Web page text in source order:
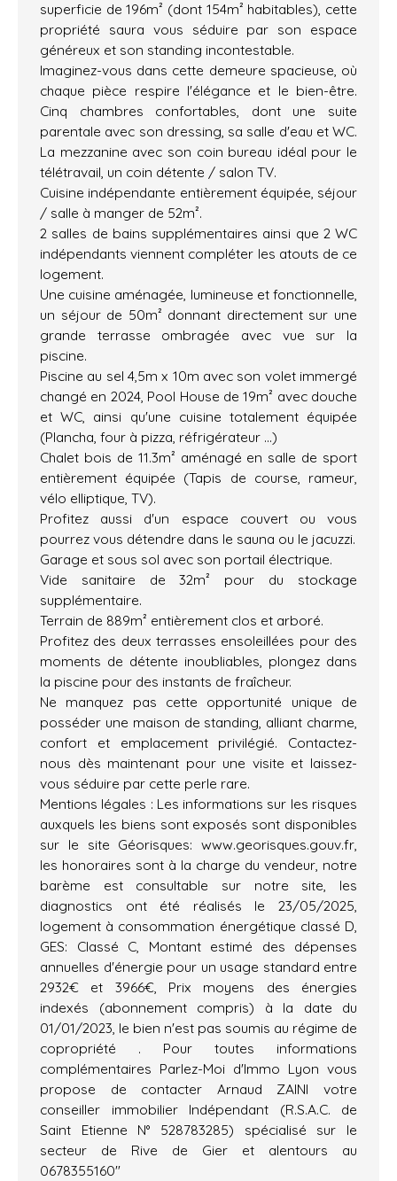
superficie de 196m² (dont 154m² habitables), cette
propriété saura vous séduire par son espace
généreux et son standing incontestable.
Imaginez-vous dans cette demeure spacieuse, où
chaque pièce respire l'élégance et le bien-être.
Cinq chambres confortables, dont une suite
parentale avec son dressing, sa salle d'eau et WC.
La mezzanine avec son coin bureau idéal pour le
télétravail, un coin détente / salon TV.
Cuisine indépendante entièrement équipée, séjour
/ salle à manger de 52m².
2 salles de bains supplémentaires ainsi que 2 WC
indépendants viennent compléter les atouts de ce
logement.
Une cuisine aménagée, lumineuse et fonctionnelle,
un séjour de 50m² donnant directement sur une
grande terrasse ombragée avec vue sur la
piscine.
Piscine au sel 4,5m x 10m avec son volet immergé
changé en 2024, Pool House de 19m² avec douche
et WC, ainsi qu'une cuisine totalement équipée
(Plancha, four à pizza, réfrigérateur ...)
Chalet bois de 11.3m² aménagé en salle de sport
entièrement équipée (Tapis de course, rameur,
vélo elliptique, TV).
Profitez aussi d'un espace couvert ou vous
pourrez vous détendre dans le sauna ou le jacuzzi.
Garage et sous sol avec son portail électrique.
Vide sanitaire de 32m² pour du stockage
supplémentaire.
Terrain de 889m² entièrement clos et arboré.
Profitez des deux terrasses ensoleillées pour des
moments de détente inoubliables, plongez dans
la piscine pour des instants de fraîcheur.
Ne manquez pas cette opportunité unique de
posséder une maison de standing, alliant charme,
confort et emplacement privilégié. Contactez-
nous dès maintenant pour une visite et laissez-
vous séduire par cette perle rare.
Mentions légales : Les informations sur les risques
auxquels les biens sont exposés sont disponibles
sur le site Géorisques: www.georisques.gouv.fr,
les honoraires sont à la charge du vendeur, notre
barème est consultable sur notre site, les
diagnostics ont été réalisés le 23/05/2025,
logement à consommation énergétique classé D,
GES: Classé C, Montant estimé des dépenses
annuelles d'énergie pour un usage standard entre
2932€ et 3966€, Prix moyens des énergies
indexés (abonnement compris) à la date du
01/01/2023, le bien n'est pas soumis au régime de
copropriété . Pour toutes informations
complémentaires Parlez-Moi d'Immo Lyon vous
propose de contacter Arnaud ZAINI votre
conseiller immobilier Indépendant (R.S.A.C. de
Saint Etienne N° 528783285) spécialisé sur le
secteur de Rive de Gier et alentours au
0678355160"